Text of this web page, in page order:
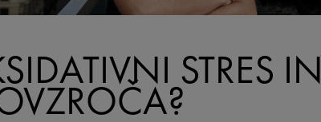
STRES IN